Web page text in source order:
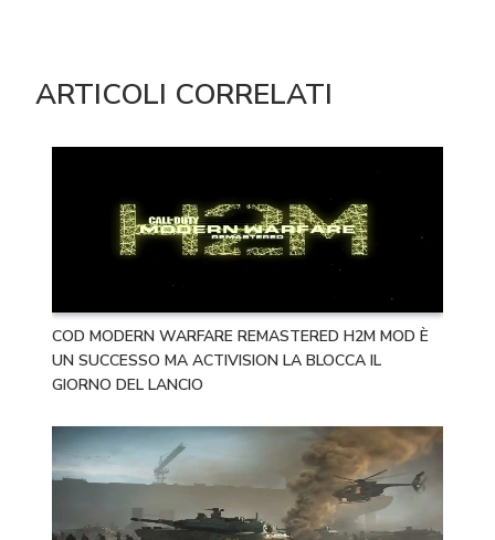
ARTICOLI CORRELATI
COD MODERN WARFARE REMASTERED H2M MOD È
UN SUCCESSO MA ACTIVISION LA BLOCCA IL
GIORNO DEL LANCIO